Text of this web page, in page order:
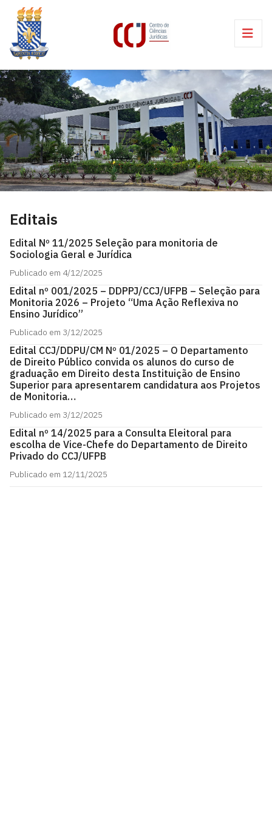
Editais
Edital Nº 11/2025 Seleção para monitoria de
Sociologia Geral e Jurídica
Publicado em 4/12/2025
Edital nº 001/2025 – DDPPJ/CCJ/UFPB – Seleção para
Monitoria 2026 – Projeto “Uma Ação Reflexiva no
Ensino Jurídico”
Publicado em 3/12/2025
Edital CCJ/DDPU/CM Nº 01/2025 – O Departamento
de Direito Público convida os alunos do curso de
graduação em Direito desta Instituição de Ensino
Superior para apresentarem candidatura aos Projetos
de Monitoria…
Publicado em 3/12/2025
Edital nº 14/2025 para a Consulta Eleitoral para
escolha de Vice-Chefe do Departamento de Direito
Privado do CCJ/UFPB
Publicado em 12/11/2025